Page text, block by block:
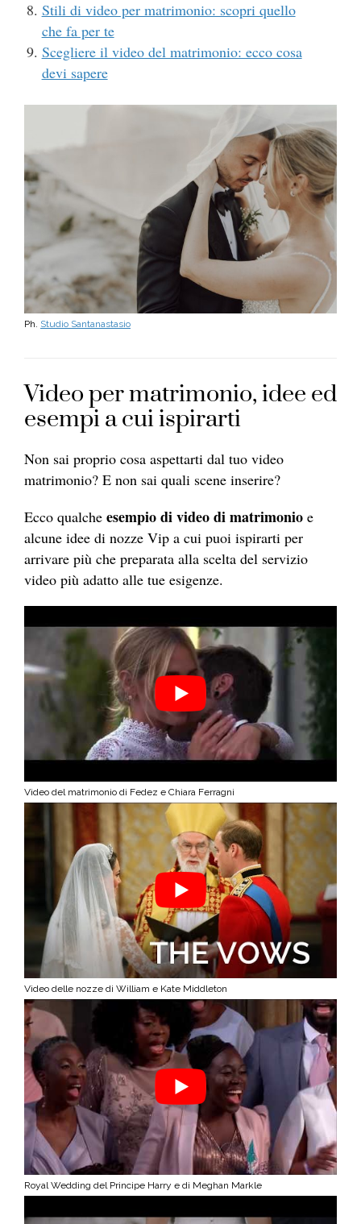
Stili di video per matrimonio: scopri quello
che fa per te
Scegliere il video del matrimonio: ecco cosa
devi sapere
Ph. Studio Santanastasio
Video per matrimonio, idee ed
esempi a cui ispirarti
Non sai proprio cosa aspettarti dal tuo video
matrimonio? E non sai quali scene inserire?
Ecco qualche esempio di video di matrimonio e
alcune idee di nozze Vip a cui puoi ispirarti per
arrivare più che preparata alla scelta del servizio
video più adatto alle tue esigenze.
Video del matrimonio di Fedez e Chiara Ferragni
Video delle nozze di William e Kate Middleton
Royal Wedding del Principe Harry e di Meghan Markle